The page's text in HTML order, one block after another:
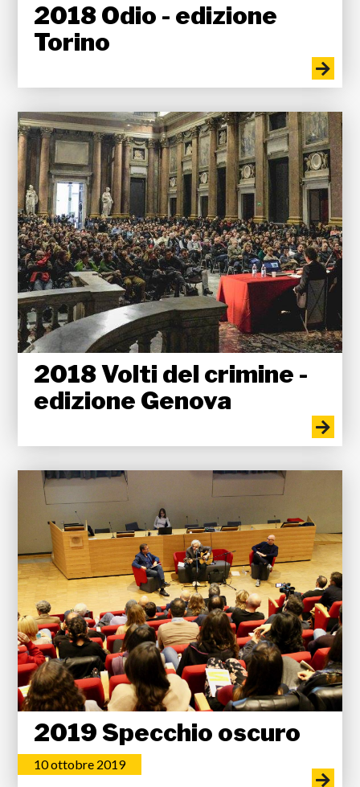
2018 Odio - edizione
Torino
2018 Volti del crimine -
edizione Genova
2019 Specchio oscuro
10 ottobre 2019